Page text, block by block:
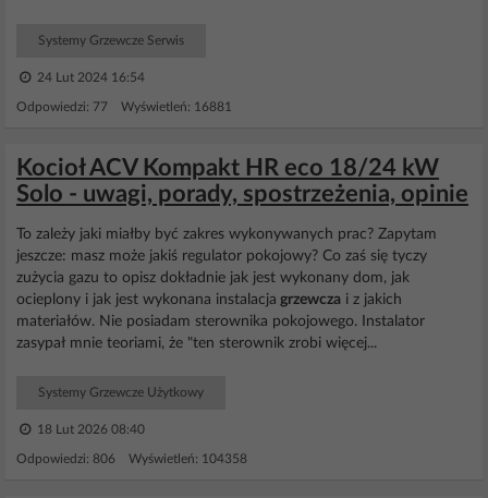
Systemy Grzewcze Serwis
24 Lut 2024 16:54
Odpowiedzi: 77 Wyświetleń: 16881
Kocioł ACV Kompakt HR eco 18/24 kW
Solo - uwagi, porady, spostrzeżenia, opinie
To zależy jaki miałby być zakres wykonywanych prac? Zapytam
jeszcze: masz może jakiś regulator pokojowy? Co zaś się tyczy
zużycia gazu to opisz dokładnie jak jest wykonany dom, jak
ocieplony i jak jest wykonana instalacja grzewcza i z jakich
materiałów. Nie posiadam sterownika pokojowego. Instalator
zasypał mnie teoriami, że "ten sterownik zrobi więcej...
Systemy Grzewcze Użytkowy
18 Lut 2026 08:40
Odpowiedzi: 806 Wyświetleń: 104358